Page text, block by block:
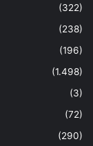
(322)
(238)
(196)
(1.498)
(3)
(72)
(290)